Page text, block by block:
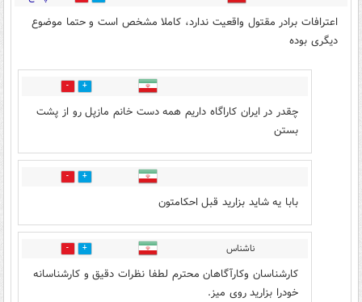
اعترافات برادر مقتول واقعیت ندارد، کاملا مشخص است و حتما موضوع
دیگری بوده
3
چقدر در ایران کاراگاه داریم همه دست خانم مازپل رو از پشت
بستن
3
بابا یه شاید بزارید قبل احکامتون
ناشناس 1
کارشناسان وکارآگاهان محترم لطفا نظرات دقیق و کارشناسانه
خودرا بزارید روی میز.